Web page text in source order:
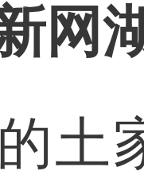
网
土